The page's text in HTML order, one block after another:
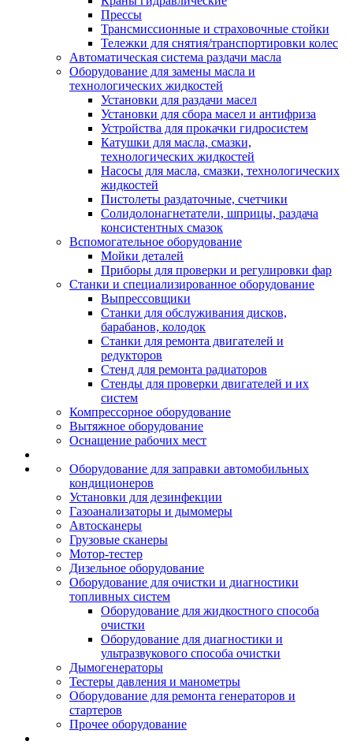
Прессы
Трансмиссионные и страховочные стойки
Тележки для снятия/транспортировки колес
Автоматическая система раздачи масла
Оборудование для замены масла и
технологических жидкостей
Установки для раздачи масел
Установки для сбора масел и антифриза
Устройства для прокачки гидросистем
Катушки для масла, смазки,
технологических жидкостей
Насосы для масла, смазки, технологических
жидкостей
Пистолеты раздаточные, счетчики
Солидолонагнетатели, шприцы, раздача
консистентных смазок
Вспомогательное оборудование
Мойки деталей
Приборы для проверки и регулировки фар
Станки и специализированное оборудование
Выпрессовщики
Станки для обслуживания дисков,
барабанов, колодок
Станки для ремонта двигателей и
редукторов
Стенд для ремонта радиаторов
Стенды для проверки двигателей и их
систем
Компрессорное оборудование
Вытяжное оборудование
Оснащение рабочих мест
Оборудование для заправки автомобильных
кондиционеров
Установки для дезинфекции
Газоанализаторы и дымомеры
Автосканеры
Грузовые сканеры
Мотор-тестер
Дизельное оборудование
Оборудование для очистки и диагностики
топливных систем
Оборудование для жидкостного способа
очистки
Оборудование для диагностики и
ультразвукового способа очистки
Дымогенераторы
Тестеры давления и манометры
Оборудование для ремонта генераторов и
стартеров
Прочее оборудование